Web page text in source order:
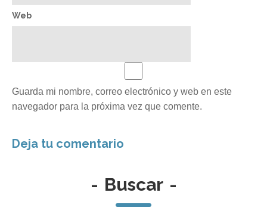
Web
Guarda mi nombre, correo electrónico y web en este
navegador para la próxima vez que comente.
- Buscar -